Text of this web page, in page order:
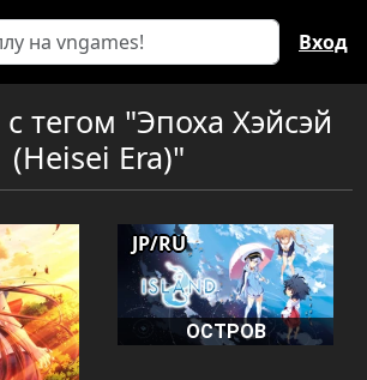
Вход
тегом "Эпоха Хэйсэй
(Heisei Era)"
ОСТРОВ
JP/RU